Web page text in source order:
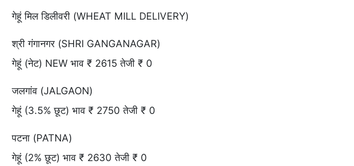
गेहूं मिल डिलीवरी (WHEAT MILL DELIVERY)
श्री गंगानगर (SHRI GANGANAGAR)
गेहूं (नेट) NEW भाव ₹ 2615 तेजी ₹ 0
जलगांव (JALGAON)
गेहूं (3.5% छूट) भाव ₹ 2750 तेजी ₹ 0
पटना (PATNA)
गेहूं (2% छूट) भाव ₹ 2630 तेजी ₹ 0